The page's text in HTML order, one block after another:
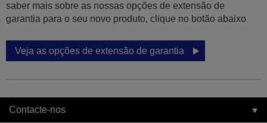
saber mais sobre as nossas opções de extensão de
garantia para o seu novo produto, clique no botão abaixo
Veja as opções de extensão de garantia
Contacte-nos